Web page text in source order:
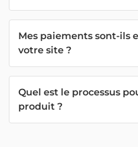
Mes paiements sont-ils
votre site ?
Quel est le processus
produit ?